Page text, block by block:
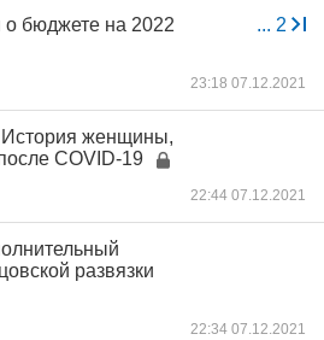
... 2
о бюджете на 2022
23:18 07.12.2021
женщины,
COVID-19
22:44 07.12.2021
развязки
22:34 07.12.2021